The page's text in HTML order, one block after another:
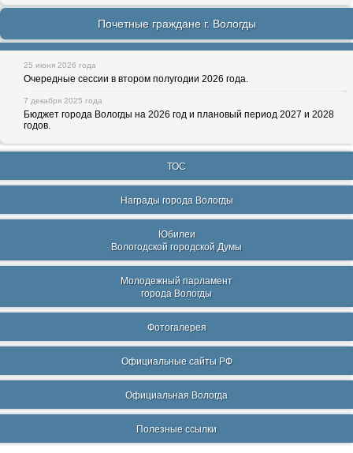
Почетные граждане г. Вологды
25 июня 2026 года
Очередные сессии в втором полугодии 2026 года.
7 декабря 2025 года
Бюджет города Вологды на 2026 год и плановый период 2027 и 2028
годов.
ТОС
Награды города Вологды
Юбилеи
Вологодской городской Думы
Молодежный парламент
города Вологды
Фотогалерея
Официальные сайты РФ
Официальная Вологда
Полезные ссылки